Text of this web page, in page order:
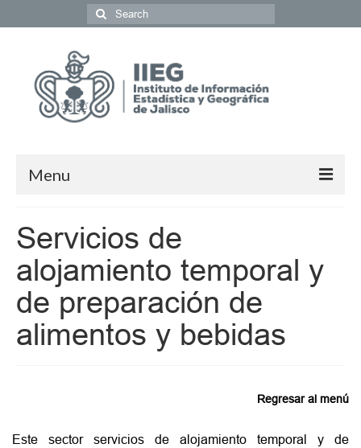
Menu
Economía
Geografía y Medio Ambiente
Gobierno y Seguridad
Coordinación del Sistema de Información
Servicios de
alojamiento temporal y
de preparación de
alimentos y bebidas
Regresar al menú
Este sector servicios de alojamiento temporal y de